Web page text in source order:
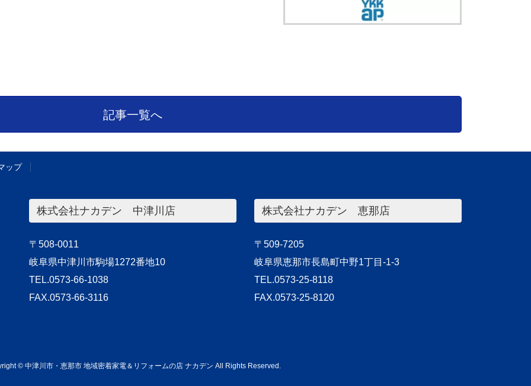
記事一覧へ
ップ
株式会社ナカデン 中津川店
〒508-0011
岐阜県中津川市駒場1272番地10
TEL.0573-66-1038
FAX.0573-66-3116
株式会社ナカデン 恵那店
〒509-7205
岐阜県恵那市長島町中野1丁目-1-3
TEL.0573-25-8118
FAX.0573-25-8120
© 中津川市・恵那市 地域密着家電＆リフォームの店 ナカデン All Rights Reserved.